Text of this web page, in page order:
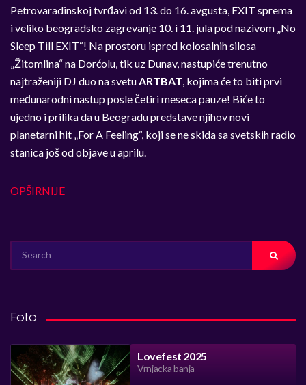
Petrovaradinskoj tvrđavi od 13. do 16. avgusta, EXIT sprema
i veliko beogradsko zagrevanje 10. i 11. jula pod nazivom „No
Sleep Till EXIT“! Na prostoru ispred kolosalnih silosa
„Žitomlina“ na Dorćolu, tik uz Dunav, nastupiće trenutno
najtraženiji DJ duo na svetu ARTBAT , kojima će to biti prvi
međunarodni nastup posle četiri meseca pauze! Biće to
ujedno i prilika da u Beogradu predstave njihov novi
planetarni hit „For A Feeling“, koji se ne skida sa svetskih radio
stanica još od objave u aprilu.
OPŠIRNIJE
FOR:
Foto
Lovefest 2025
Vrnjacka banja